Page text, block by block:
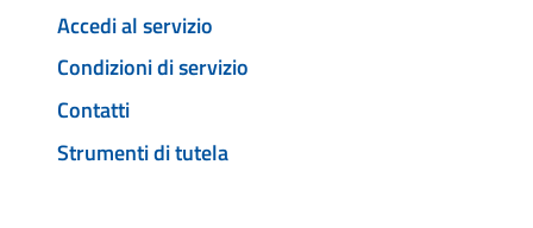
Accedi al servizio
Condizioni di servizio
Contatti
Strumenti di tutela